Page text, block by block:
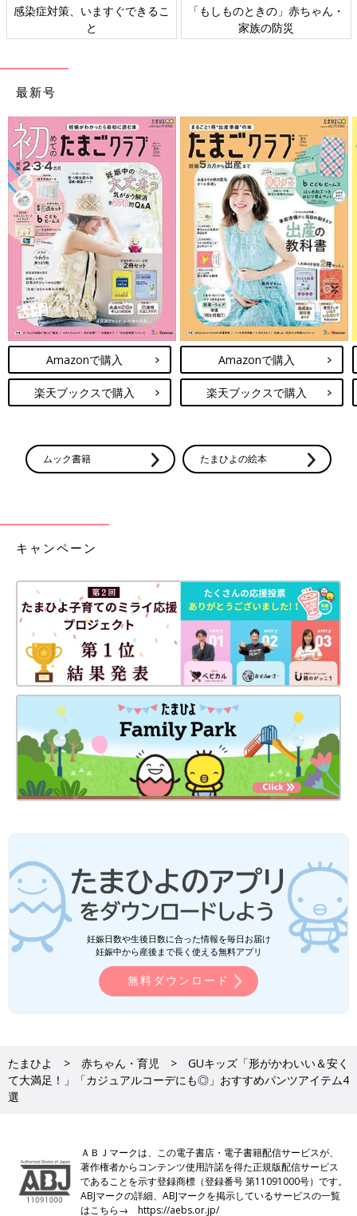
感染症対策、いますぐできるこ
と
「もしものときの」赤ちゃん・
家族の防災
最新号
Amazonで購入
楽天ブックスで購入
Amazonで購入
楽天ブックスで購入
ムック書籍 たまひよの絵本
キャンペーン
妊娠日数や生後日数に合った情報を毎日お届け
妊娠中から産後まで長く使える無料アプリ
無料ダウンロード
たまひよ 赤ちゃん・育児
GUキッズ「形がかわいい＆安く
て大満足！」「カジュアルコーデにも◎」おすすめパンツアイテム4
選
ＡＢＪマークは、この電子書店・電子書籍配信サービスが、
著作権者からコンテンツ使用許諾を得た正規版配信サービス
であることを示す登録商標（登録番号 第11091000号）です。
ABJマークの詳細、ABJマークを掲示しているサービスの一覧
はこちら→https://aebs.or.jp/